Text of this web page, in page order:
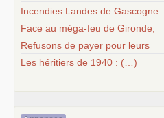
Incendies Landes de Gascogne :
Face au méga-feu de Gironde,
Refusons de payer pour leurs
Les héritiers de 1940 : (…)